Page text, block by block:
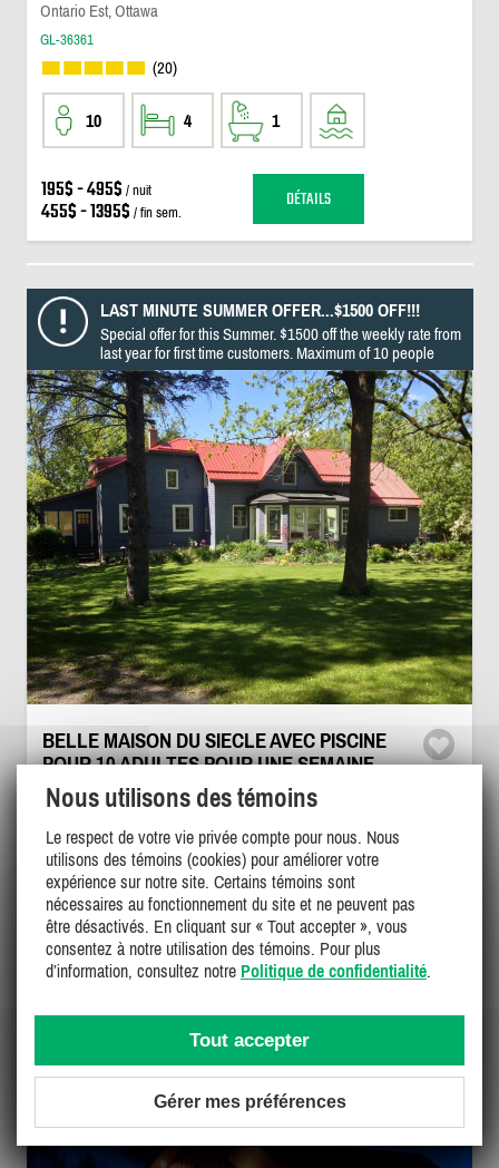
Ontario Est, Ottawa
GL-36361
(20)
10 4 1
195$ - 495$ / nuit
455$ - 1395$ / fin sem. DÉTAILS
LAST MINUTE SUMMER OFFER...$1500 OFF!!!
Special offer for this Summer. $1500 off the weekly rate from
last year for first time customers. Maximum of 10 people
BELLE MAISON DU SIECLE AVEC PISCINE
POUR 10 ADULTES POUR UNE SEMAINE
MINIMUM
GL-22579
(21)
10 5 5
Nous utilisons des témoins
Le respect de votre vie privée compte pour nous. Nous
utilisons des témoins (cookies) pour améliorer votre
expérience sur notre site. Certains témoins sont
nécessaires au fonctionnement du site et ne peuvent pas
être désactivés. En cliquant sur « Tout accepter », vous
consentez à notre utilisation des témoins. Pour plus
d’information, consultez notre Politique de confidentialité.
Tout accepter
Gérer mes préférences